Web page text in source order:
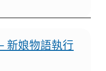
新娘物語執行